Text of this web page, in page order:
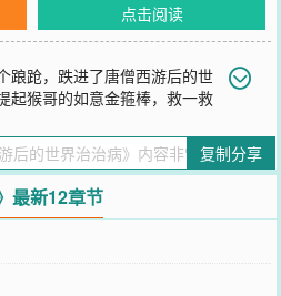
点击阅读
踉跄，跌进了唐僧西游后的世
起猴哥的如意金箍棒，救一救
治病》还不错的话请不要忘记向您QQ
复制分享
最新12章节